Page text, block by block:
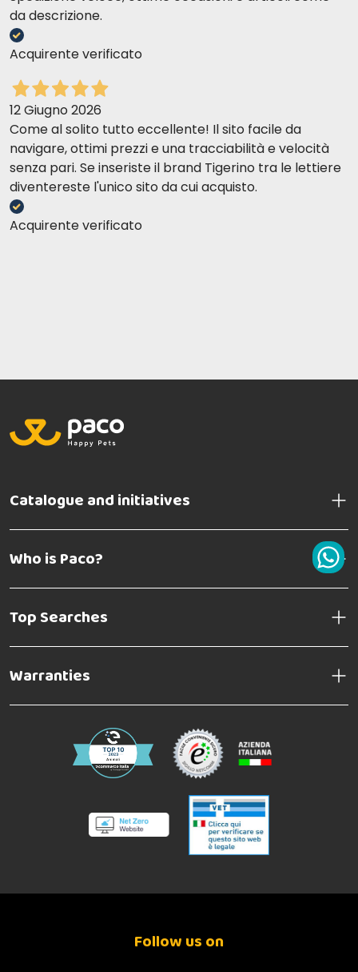
da descrizione.
Acquirente verificato
12 Giugno 2026
Come al solito tutto eccellente! Il sito facile da
navigare, ottimi prezzi e una tracciabilità e velocità
senza pari. Se inseriste il brand Tigerino tra le lettiere
diventereste l'unico sito da cui acquisto.
Acquirente verificato
Catalogue and initiatives
Who is Paco?
Top Searches
Warranties
Follow us on